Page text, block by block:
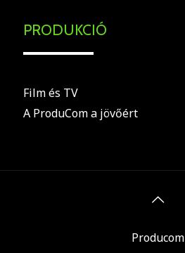
PRODUKCIÓ
Film és TV
A ProduCom a jövőért
Producom